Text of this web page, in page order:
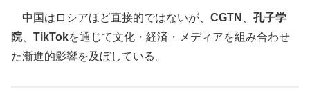
中国はロシアほど直接的ではないが、 CGTN
孔子学
院、 TikTokを通じて文化・経済・メディアを組み合わせ
た漸進的影響を及ぼしている。